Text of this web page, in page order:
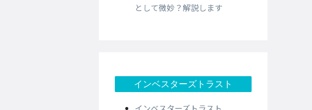
として微妙？解説します
インベスターズトラスト